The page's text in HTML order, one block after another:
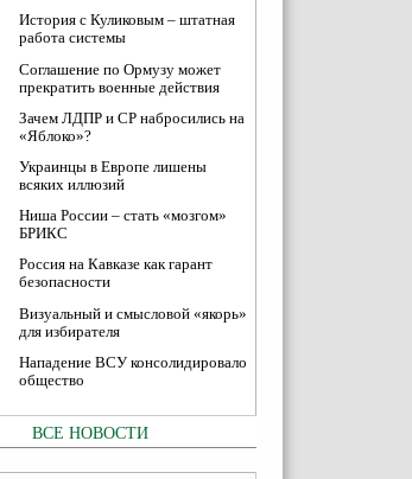
История с Куликовым – штатная
работа системы
Соглашение по Ормузу может
прекратить военные действия
Зачем ЛДПР и СР набросились на
«Яблоко»?
Украинцы в Европе лишены
всяких иллюзий
Ниша России – стать «мозгом»
БРИКС
Россия на Кавказе как гарант
безопасности
Визуальный и смысловой «якорь»
для избирателя
Нападение ВСУ консолидировало
общество
ВСЕ НОВОСТИ